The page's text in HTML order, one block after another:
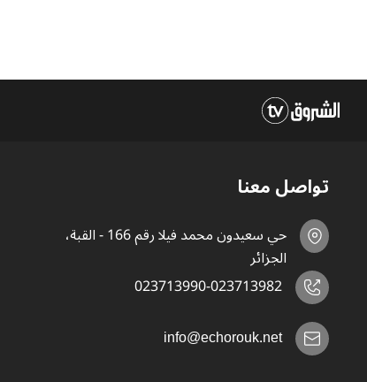
تواصل معنا
حي سعيدون محمد فيلا رقم 166 - القبة،
الجزائر
023713990-023713982
info@echorouk.net